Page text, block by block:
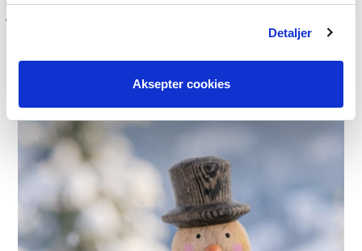
Detaljer
Aksepter cookies